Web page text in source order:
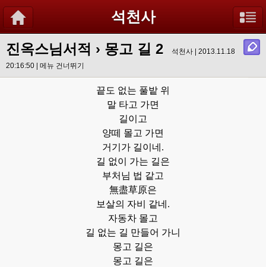
석천사
진옥스님서적 › 몽고 길 2
석천사 | 2013.11.18
20:16:50 | 메뉴 건너뛰기
끝도 없는 풀밭 위
말 타고 가면
길이고
양떼 몰고 가면
거기가 길이네.
길 없이 가는 길은
부처님 법 같고
無盡草原은
보살의 자비 같네.
자동차 몰고
길 없는 길 만들어 가니
몽고 길은
몽고 길은